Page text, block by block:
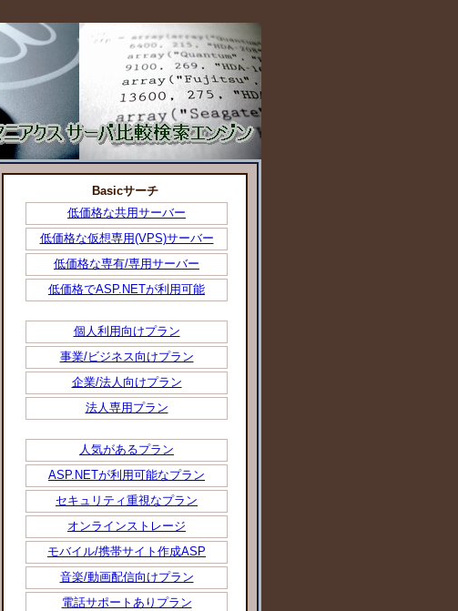
Basicサーチ
低価格な共用サーバー
低価格な仮想専用(VPS)サーバー
低価格な専有/専用サーバー
低価格でASP.NETが利用可能
個人利用向けプラン
事業/ビジネス向けプラン
企業/法人向けプラン
法人専用プラン
人気があるプラン
ASP.NETが利用可能なプラン
セキュリティ重視なプラン
オンラインストレージ
モバイル/携帯サイト作成ASP
音楽/動画配信向けプラン
電話サポートありプラン